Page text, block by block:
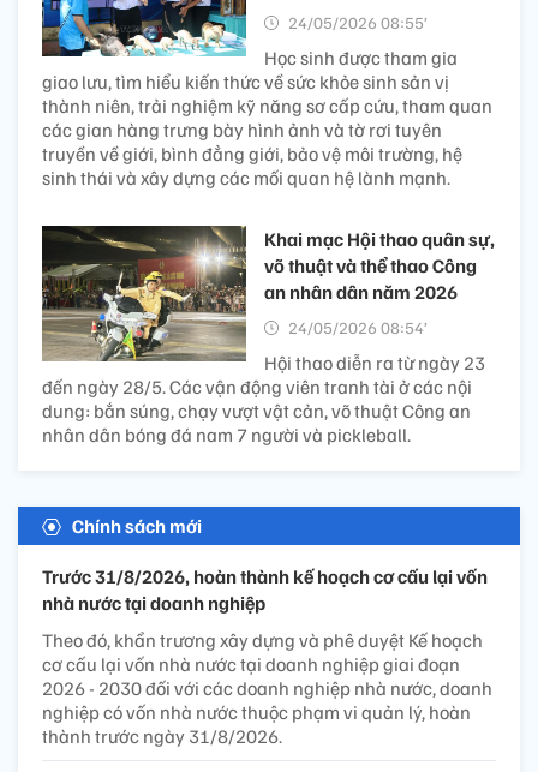
24/05/2026 08:55’
Học sinh được tham gia
giao lưu, tìm hiểu kiến thức về sức khỏe sinh sản vị
thành niên, trải nghiệm kỹ năng sơ cấp cứu, tham quan
các gian hàng trưng bày hình ảnh và tờ rơi tuyên
truyền về giới, bình đẳng giới, bảo vệ môi trường, hệ
sinh thái và xây dựng các mối quan hệ lành mạnh.
Khai mạc Hội thao quân sự,
võ thuật và thể thao Công
an nhân dân năm 2026
24/05/2026 08:54’
Hội thao diễn ra từ ngày 23
đến ngày 28/5. Các vận động viên tranh tài ở các nội
dung: bắn súng, chạy vượt vật cản, võ thuật Công an
nhân dân bóng đá nam 7 người và pickleball.
Chính sách mới
Trước 31/8/2026, hoàn thành kế hoạch cơ cấu lại vốn
nhà nước tại doanh nghiệp
Theo đó, khẩn trương xây dựng và phê duyệt Kế hoạch
cơ cấu lại vốn nhà nước tại doanh nghiệp giai đoạn
2026 - 2030 đối với các doanh nghiệp nhà nước, doanh
nghiệp có vốn nhà nước thuộc phạm vi quản lý, hoàn
thành trước ngày 31/8/2026.